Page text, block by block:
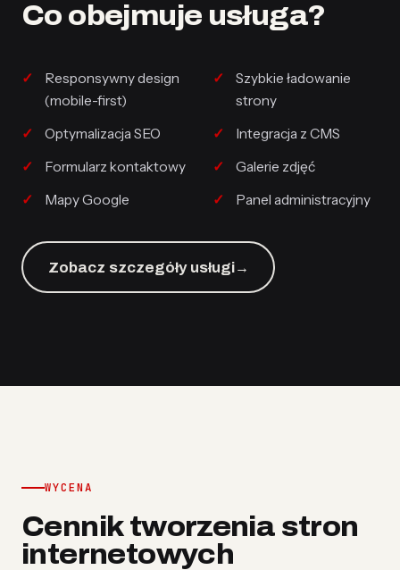
Co obejmuje usługa?
Responsywny design
(mobile-first)
Szybkie ładowanie
strony
Optymalizacja SEO
Integracja z CMS
Formularz kontaktowy
Galerie zdjęć
Mapy Google
Panel administracyjny
Zobacz szczegóły usługi→
WYCENA
Cennik tworzenia stron
internetowych